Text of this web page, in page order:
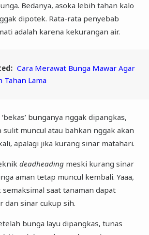
Bedanya, asoka lebih tahan kalo
dipotek. Rata-rata penyebab
adalah karena kekurangan air.
Cara Merawat Bunga Mawar Agar
Tahan Lama
bunganya nggak dipangkas,
sulit muncul atau bahkan nggak akan
apalagi jika kurang sinar matahari.
deadheadingmeski kurang sinar
aman tetap muncul kembali. Yaaa,
saat tanaman dapat
dan sinar cukup sih.
bunga layu dipangkas, tunas